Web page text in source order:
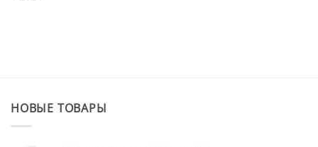
НОВЫЕ ТОВАРЫ